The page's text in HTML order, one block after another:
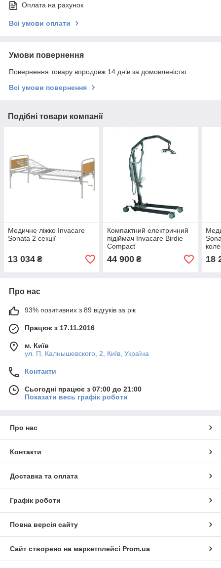
Оплата на рахунок
Всі умови оплати
Умови повернення
Повернення товару впродовж 14 днів за домовленістю
Всі умови повернення
Подібні товари компанії
Медичне ліжко Invacare
Sonata 2 секції
13 034 ₴
Компактний електричний
підіймач Invacare Birdie
Compact
44 900₴ 18
Про нас
93% позитивних з 89 відгуків за рік
Працює з 17.11.2016
м. Київ
ул. П. Калнышевского, 2, Київ, Україна
Контакти
Сьогодні працює з 07:00 до 21:00
Показати весь графік роботи
Про нас
Контакти
Доставка та оплата
Графік роботи
Повна версія сайту
Сайт створено на маркетплейсі Prom.ua